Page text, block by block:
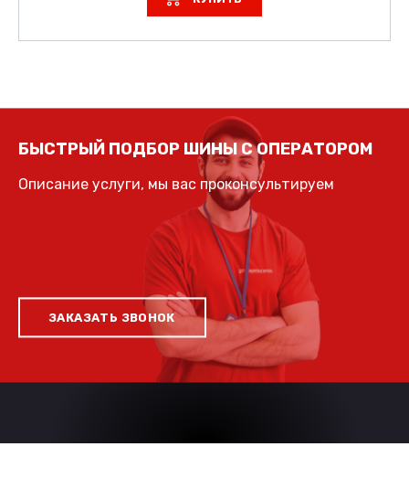
БЫСТРЫЙ ПОДБОР ШИНЫ С ОПЕРАТОРОМ
Описание услуги, мы вас проконсультируем
ЗАКАЗАТЬ ЗВОНОК